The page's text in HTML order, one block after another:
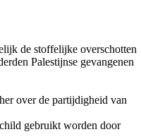
de stoffelijke overschotten
Palestijnse gevangenen
over de partijdigheid van
gebruikt worden door